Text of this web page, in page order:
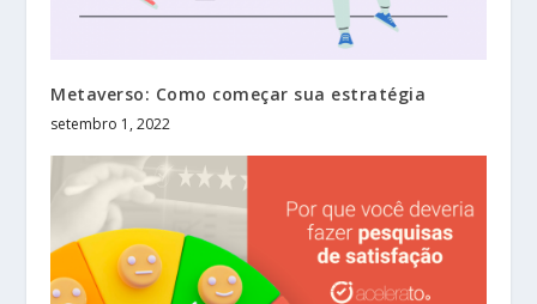
Metaverso: Como começar sua estratégia
setembro 1, 2022